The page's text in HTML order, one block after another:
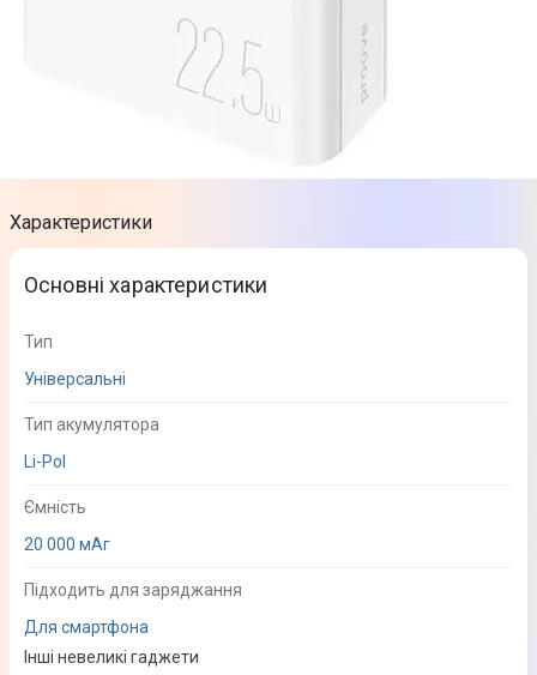
Характеристики
Основні характеристики
Тип
Універсальні
Тип акумулятора
Li-Pol
Ємність
20 000 мАг
Підходить для заряджання
Для смартфона
Інші невеликі гаджети